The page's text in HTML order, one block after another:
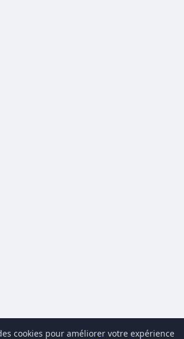
cookies pour améliorer votre expérience